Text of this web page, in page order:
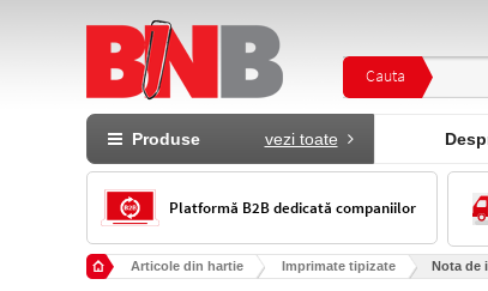
Cauta
Produse vezi toate
Platformă B2B dedicată companiilor
Articole din hartie Imprimate tipizate Nota de